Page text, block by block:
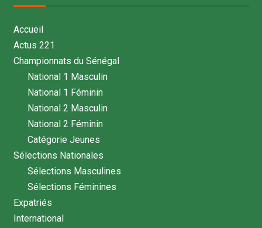
Accueil
Actus 221
Championnats du Sénégal
National 1 Masculin
National 1 Féminin
National 2 Masculin
National 2 Féminin
Catégorie Jeunes
Sélections Nationales
Sélections Masculines
Sélections Féminines
Expatriés
International